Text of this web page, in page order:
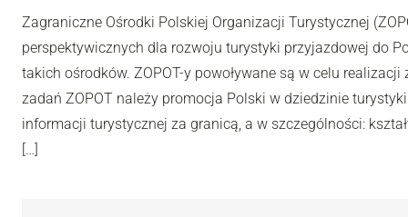
Zagraniczne Ośrodki Polskiej Organizacji Turystycznej
perspektywicznych dla rozwoju turystyki przyjazdowej do
takich ośrodków. ZOPOT-y powoływane są w celu
zadań ZOPOT należy promocja Polski w dziedzinie
informacji turystycznej za granicą, a w szczególności:
[…]